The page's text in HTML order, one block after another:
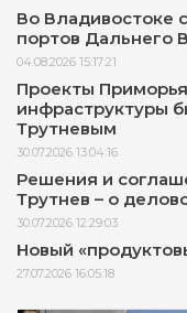
Во Владивостоке
портов Дальнего
04.08.2026 15:17:21
Проекты
инфраструктуры
Трутневым
30.07.2026 13:04:16
Решения и
Трутнев – о
30.07.2026 12:29:03
Новый
27.07.2026 16:05:18